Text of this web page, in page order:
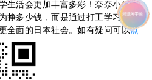
生活会更加丰富多彩！奈奈小姐姐
挣多少钱，而是通过打工学习到学
全面的日本社会。如有疑问可以点